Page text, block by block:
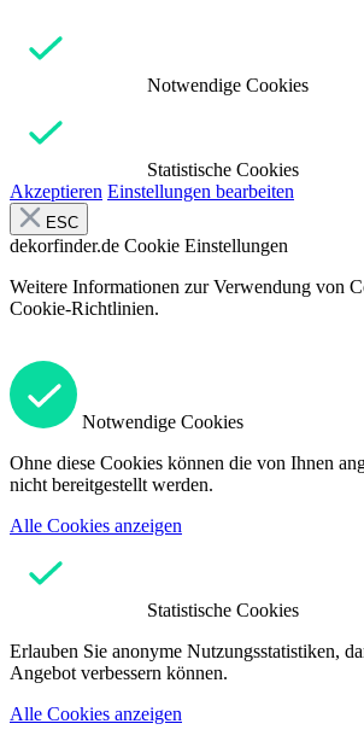
Notwendige Cookies
Statistische Cookies
Akzeptieren Einstellungen bearbeiten
ESC
dekorfinder.de Cookie Einstellungen
Weitere Informationen zur Verwendung von
Cookie-Richtlinien.
Notwendige Cookies
Ohne diese Cookies können die von Ihnen
nicht bereitgestellt werden.
Alle Cookies anzeigen
Statistische Cookies
Erlauben Sie anonyme Nutzungsstatistiken,
Angebot verbessern können.
Alle Cookies anzeigen